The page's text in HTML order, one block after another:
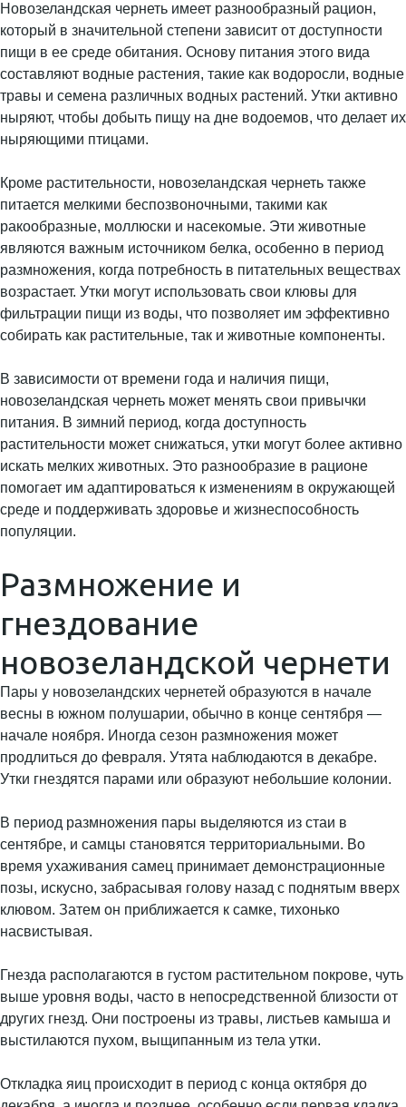
Новозеландская чернеть имеет разнообразный рацион,
который в значительной степени зависит от доступности
пищи в ее среде обитания. Основу питания этого вида
составляют водные растения, такие как водоросли, водные
травы и семена различных водных растений. Утки активно
ныряют, чтобы добыть пищу на дне водоемов, что делает их
ныряющими птицами.
Кроме растительности, новозеландская чернеть также
питается мелкими беспозвоночными, такими как
ракообразные, моллюски и насекомые. Эти животные
являются важным источником белка, особенно в период
размножения, когда потребность в питательных веществах
возрастает. Утки могут использовать свои клювы для
фильтрации пищи из воды, что позволяет им эффективно
собирать как растительные, так и животные компоненты.
В зависимости от времени года и наличия пищи,
новозеландская чернеть может менять свои привычки
питания. В зимний период, когда доступность
растительности может снижаться, утки могут более активно
искать мелких животных. Это разнообразие в рационе
помогает им адаптироваться к изменениям в окружающей
среде и поддерживать здоровье и жизнеспособность
популяции.
Размножение и
гнездование
новозеландской чернети
Пары у новозеландских чернетей образуются в начале
весны в южном полушарии, обычно в конце сентября —
начале ноября. Иногда сезон размножения может
продлиться до февраля. Утята наблюдаются в декабре.
Утки гнездятся парами или образуют небольшие колонии.
В период размножения пары выделяются из стаи в
сентябре, и самцы становятся территориальными. Во
время ухаживания самец принимает демонстрационные
позы, искусно, забрасывая голову назад с поднятым вверх
клювом. Затем он приближается к самке, тихонько
насвистывая.
Гнезда располагаются в густом растительном покрове, чуть
выше уровня воды, часто в непосредственной близости от
других гнезд. Они построены из травы, листьев камыша и
выстилаются пухом, выщипанным из тела утки.
Откладка яиц происходит в период с конца октября до